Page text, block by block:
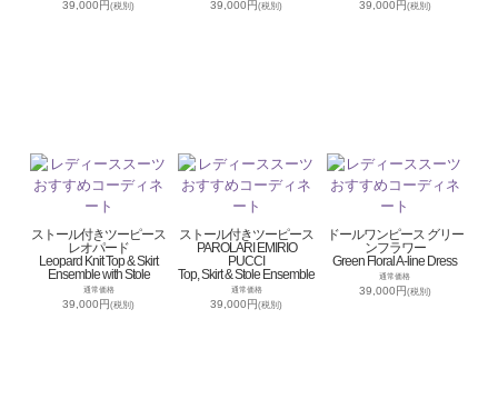
39,000円(税別) 39,000円(税別) 39,000円(税別)
ストール付きツーピース
レオパード
Leopard Knit Top & Skirt
Ensemble with Stole
通常価格
39,000円(税別)
ストール付きツーピース
PAROLARI EMIRIO
PUCCI
Top, Skirt & Stole Ensemble
通常価格
39,000円(税別)
ドールワンピース グリー
ンフラワー
Green Floral A-line Dress
通常価格
39,000円(税別)